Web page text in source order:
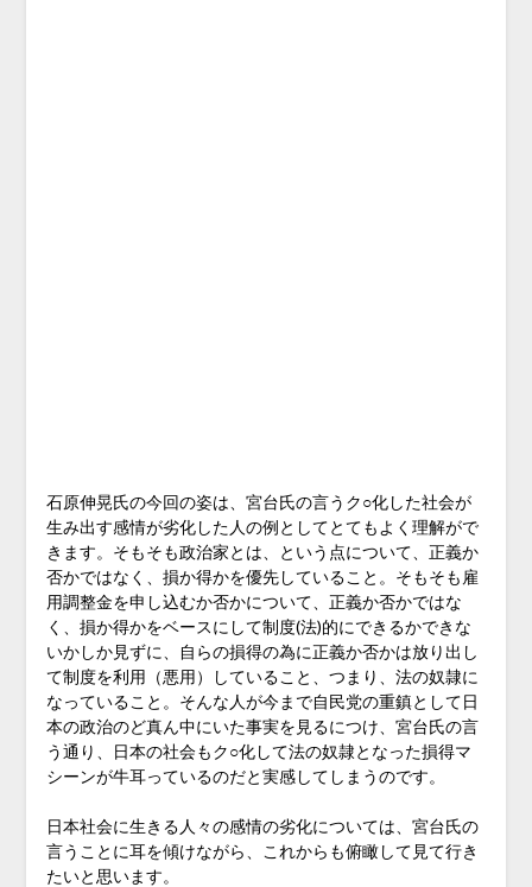
石原伸晃氏の今回の姿は、宮台氏の言うク○化した社会が
生み出す感情が劣化した人の例としてとてもよく理解がで
きます。そもそも政治家とは、という点について、正義か
否かではなく、損か得かを優先していること。そもそも雇
用調整金を申し込むか否かについて、正義か否かではな
く、損か得かをベースにして制度(法)的にできるかできな
いかしか見ずに、自らの損得の為に正義か否かは放り出し
て制度を利用（悪用）していること、つまり、法の奴隷に
なっていること。そんな人が今まで自民党の重鎮として日
本の政治のど真ん中にいた事実を見るにつけ、宮台氏の言
う通り、日本の社会もク○化して法の奴隷となった損得マ
シーンが牛耳っているのだと実感してしまうのです。
日本社会に生きる人々の感情の劣化については、宮台氏の
言うことに耳を傾けながら、これからも俯瞰して見て行き
たいと思います。